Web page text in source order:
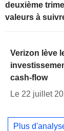
deuxième
valeurs à
Verizon lève
cash-flow
Le 22 juillet
Plus